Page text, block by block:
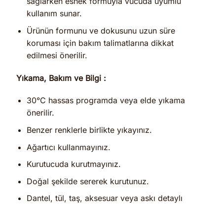
kullanım sunar.
Ürünün formunu ve dokusunu uzun süre
koruması için bakım talimatlarına dikkat
edilmesi önerilir.
Yıkama, Bakım ve Bilgi :
30°C hassas programda veya elde yıkama
önerilir.
Benzer renklerle birlikte yıkayınız.
Ağartıcı kullanmayınız.
Kurutucuda kurutmayınız.
Doğal şekilde sererek kurutunuz.
Dantel, tül, taş, aksesuar veya askı detaylı